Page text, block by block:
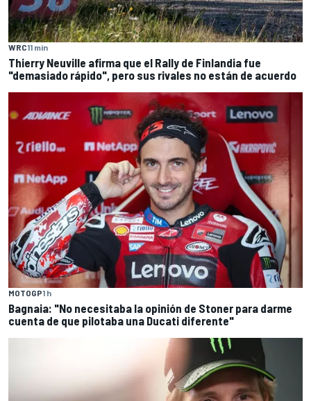
WRC11 min
Thierry Neuville afirma que el Rally de Finlandia fue
"demasiado rápido", pero sus rivales no están de acuerdo
MOTOGP1 h
Bagnaia: "No necesitaba la opinión de Stoner para darme
cuenta de que pilotaba una Ducati diferente"